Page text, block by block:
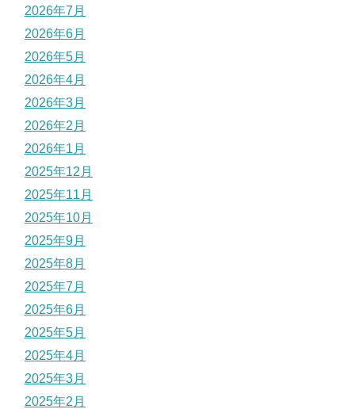
2026年7月
2026年6月
2026年5月
2026年4月
2026年3月
2026年2月
2026年1月
2025年12月
2025年11月
2025年10月
2025年9月
2025年8月
2025年7月
2025年6月
2025年5月
2025年4月
2025年3月
2025年2月